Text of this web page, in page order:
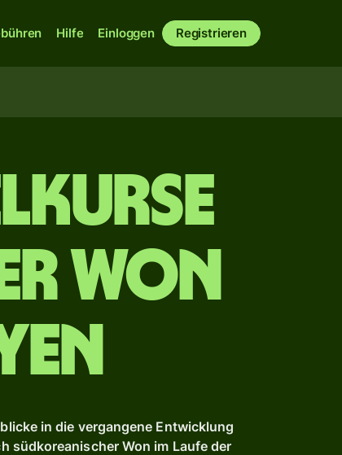
Hilfe Einloggen Registrieren
Won
in die vergangene Entwicklung
südkoreanischer Won im Laufe der